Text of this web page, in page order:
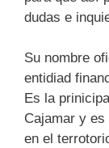
dudas e
Su nombre
entidiad
Es la
Cajamar y
en el